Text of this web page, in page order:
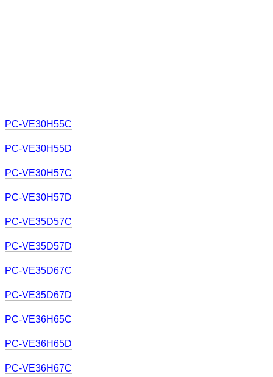
PC-VE30H55C
PC-VE30H55D
PC-VE30H57C
PC-VE30H57D
PC-VE35D57C
PC-VE35D57D
PC-VE35D67C
PC-VE35D67D
PC-VE36H65C
PC-VE36H65D
PC-VE36H67C